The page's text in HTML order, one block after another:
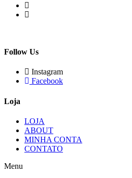
Follow Us
Instagram
Facebook
Loja
LOJA
ABOUT
MINHA CONTA
CONTATO
Menu